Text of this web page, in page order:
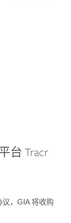
台 Tracr
，GIA 将收购